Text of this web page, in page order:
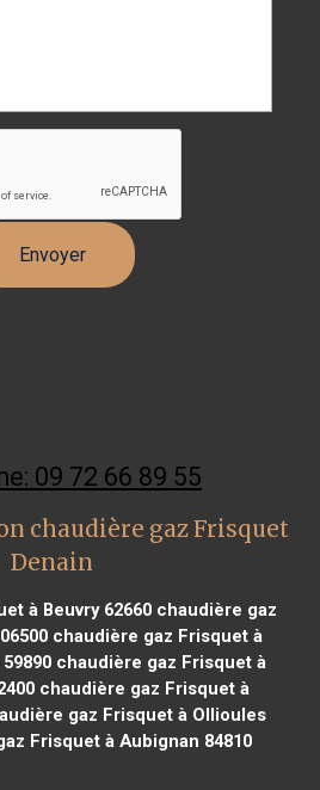
09 72 66 89 55
chaudière gaz Frisquet
Denain
à Beuvry 62660chaudière gaz
chaudière gaz Frisquet à
chaudière gaz Frisquet à
chaudière gaz Frisquet à
gaz Frisquet à Ollioules
Frisquet à Aubignan 84810